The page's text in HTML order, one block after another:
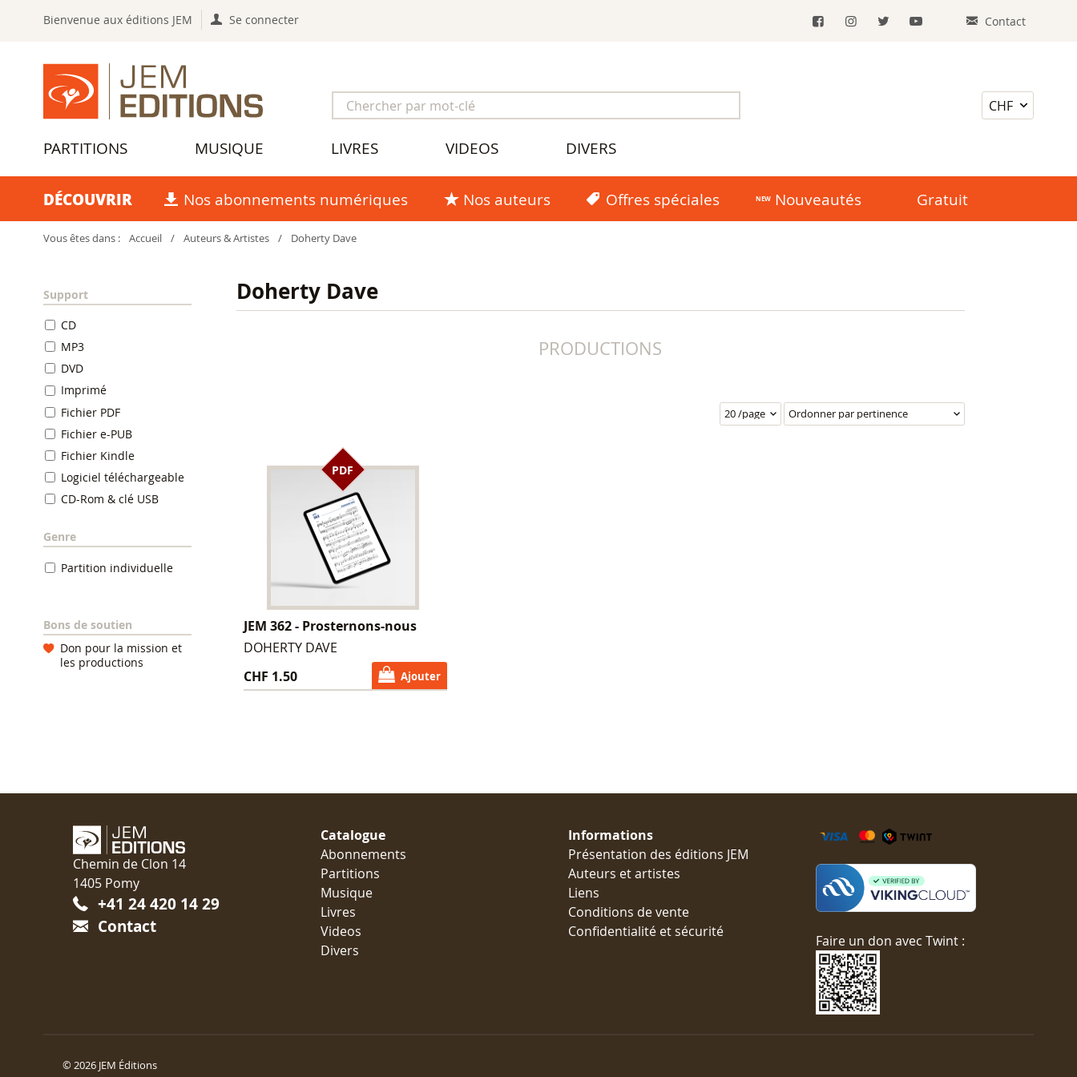
Bienvenue aux éditions JEM Se connecter Contact
PARTITIONS MUSIQUE LIVRES VIDEOS DIVERS
DÉCOUVRIR Nos abonnements numériques Nos auteurs Offres spéciales Nouveautés Gratuit
Vous êtes dans : Accueil / Auteurs & Artistes / Doherty Dave
Support
CD
MP3
DVD
Imprimé
Fichier PDF
Fichier e-PUB
Fichier Kindle
Logiciel téléchargeable
CD-Rom & clé USB
Genre
Partition individuelle
Bons de soutien
Don pour la mission et
les productions
Doherty Dave
PRODUCTIONS
PDF
JEM 362 - Prosternons-nous
DOHERTY DAVE
CHF 1.50
Ajouter
Chemin de Clon 14
1405 Pomy
+41 24 420 14 29
Contact
Catalogue
Abonnements
Partitions
Musique
Livres
Videos
Divers
Informations
Présentation des éditions JEM
Auteurs et artistes
Liens
Conditions de vente
Confidentialité et sécurité
Faire un don avec Twint :
© 2026 JEM Éditions